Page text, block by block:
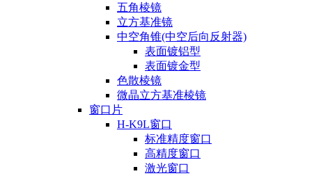
五角棱镜
立方基准镜
中空角锥(中空后向反射器)
表面镀铝型
表面镀金型
色散棱镜
微晶立方基准棱镜
窗口片
H-K9L窗口
标准精度窗口
高精度窗口
激光窗口